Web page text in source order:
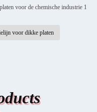
voor dikke platen